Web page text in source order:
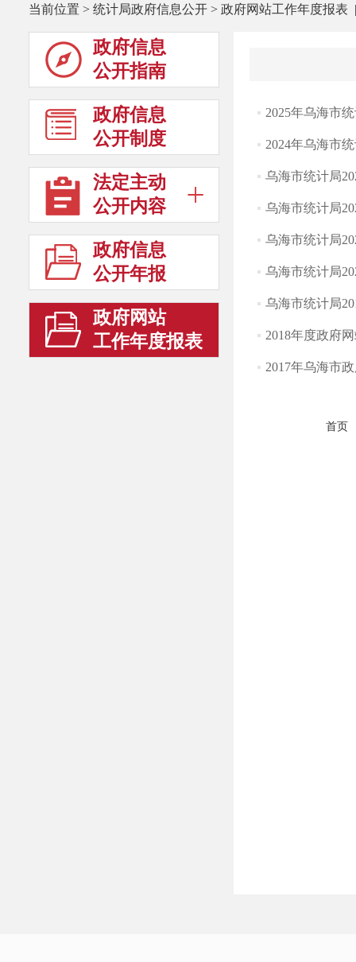
当前位置 > 统计局政府信息公开 > 政府网站工作年度报表
政府信息
公开指南
政府信息
公开制度
法定主动
公开内容
政府信息
公开年报
政府网站
工作年度报表
2025年乌海市
2024年乌海市
乌海市统计局
乌海市统计局
乌海市统计局
乌海市统计局
乌海市统计局
2018年度政府
2017年乌海市
首页